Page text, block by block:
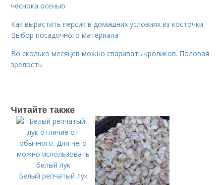
чеснока осенью
Как вырастить персик в домашних условиях из косточки.
Выбор посадочного материала
Во сколько месяцев можно спаривать кроликов. Половая
зрелость
Читайте также
Белый репчатый лук